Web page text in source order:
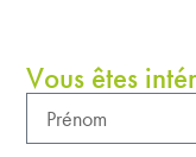
Vous êtes